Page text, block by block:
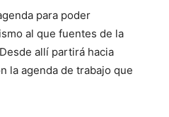
para poder
al que fuentes de la
allí partirá hacia
la agenda de trabajo que